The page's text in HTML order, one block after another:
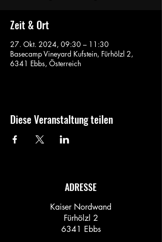
Zeit & Ort
27. Okt. 2024, 09:30 – 11:30
Basecamp Vineyard Kufstein, Fürhölzl 2,
6341 Ebbs, Österreich
Diese Veranstaltung teilen
ADRESSE
Kaiser Nordwand
Fürhölzl 2
6341 Ebbs